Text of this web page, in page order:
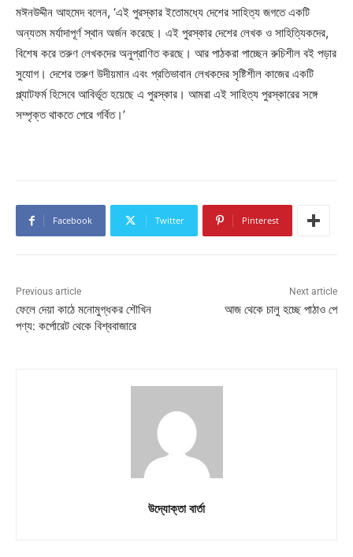
মঈনউদ্দীন আহমেদ বলেন, ‘এই পুরস্কার ইতোমধ্যে দেশের সাহিত্য জগতে একটি
অন্যতম মর্যাদাপূর্ণ স্থান অর্জন করেছে। এই পুরস্কার দেশের লেখক ও সাহিত্যিকদের,
বিশেষ করে তরুণ লেখকদের অনুপ্রাণিত করছে। আর পাঠকরা পাচ্ছেন রুচিশীল বই পড়ার
সুযোগ। দেশের তরুণ উদীয়মান এবং প্রতিভাবান লেখকদের সৃষ্টিশীল কাজের একটি
প্ল্যাটফর্ম হিসেবে আবির্ভূত হয়েছে এ পুরস্কার। আমরা এই সাহিত্য পুরস্কারের সঙ্গে
সম্পৃক্ত থাকতে পেরে গর্বিত।’
Facebook Twitter Pinterest
Previous article
ফেলে দেয়া কাঠে মনোমুগ্ধকর শৌখিন
পণ্য: কর্পোরেট থেকে বিশ্ববাজারে
Next article
আজ থেকে চালু হচ্ছে পাঠাও পে
উদ্যোক্তা বার্তা